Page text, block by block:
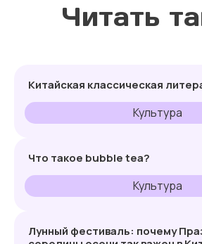
Читать
Китайская классическая
Культура
Что такое bubble tea?
Культура
Лунный фестиваль: почему